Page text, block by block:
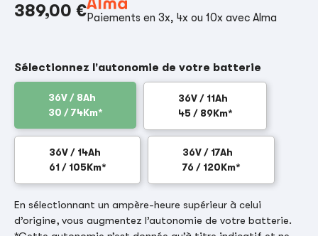
389,00 €Paiements en 3x, 4x ou 10x avec Alma
Sélectionnez l'autonomie de votre batterie
36V / 8Ah
30 / 74Km*
36V / 11Ah
45 / 89Km*
36V / 14Ah
61 / 105Km*
36V / 17Ah
76 / 120Km*
En sélectionnant un ampère-heure supérieur à celui
d’origine, vous augmentez l’autonomie de votre batterie.